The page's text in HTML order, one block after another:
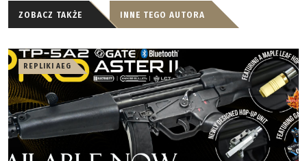
ZOBACZ TAKŻE INNE TEGO AUTORA
REPLIKI AEG